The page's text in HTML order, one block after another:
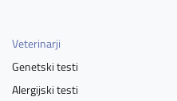
Veterinarji
Genetski testi
Alergijski testi